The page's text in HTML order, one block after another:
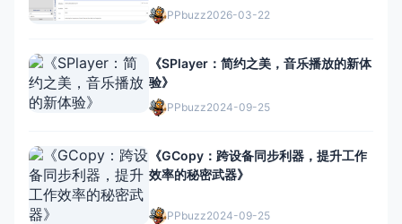
PPbuzz2026-03-22
《SPlayer：简约之美，音乐播放的新体
验》
PPbuzz2024-09-25
《GCopy：跨设备同步利器，提升工作
效率的秘密武器》
PPbuzz2024-09-25